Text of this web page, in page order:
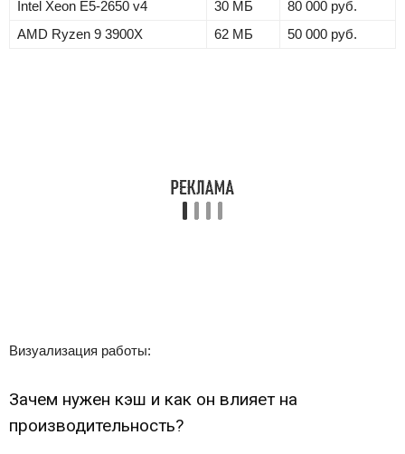
Intel Xeon E5-2650 v4
30 МБ
80 000 руб.
AMD Ryzen 9 3900X
62 МБ 50 000 руб.
Визуализация работы:
Зачем нужен кэш и как он влияет на
производительность?